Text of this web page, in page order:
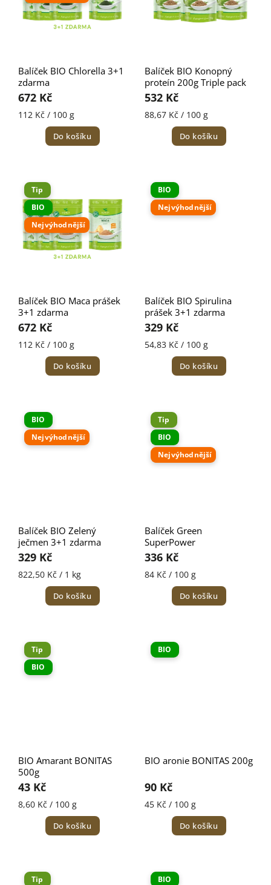
Balíček BIO Chlorella 3+1
zdarma
672 Kč
112 Kč / 100 g
Do košíku
Balíček BIO Konopný
proteín 200g Triple pack
532 Kč
88,67 Kč / 100 g
Do košíku
Tip
BIO
Nejvýhodnější
Balíček BIO Maca prášek
3+1 zdarma
672 Kč
112 Kč / 100 g
Do košíku
BIO
Nejvýhodnější
Balíček BIO Spirulina
prášek 3+1 zdarma
329 Kč
54,83 Kč / 100 g
Do košíku
BIO
Nejvýhodnější
Balíček BIO Zelený
ječmen 3+1 zdarma
329 Kč
822,50 Kč / 1 kg
Do košíku
Tip
BIO
Nejvýhodnější
Balíček Green
SuperPower
336 Kč
84 Kč / 100 g
Do košíku
Tip
BIO
BIO Amarant BONITAS
500g
43 Kč
8,60 Kč / 100 g
Do košíku
BIO
BIO aronie BONITAS 200g
90 Kč
45 Kč / 100 g
Do košíku
Tip
BIO